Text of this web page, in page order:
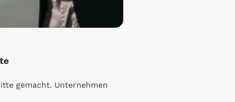
gemacht. Unternehmen